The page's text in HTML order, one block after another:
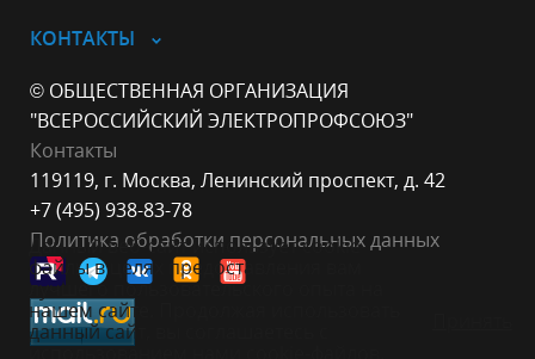
КОНТАКТЫ
© ОБЩЕСТВЕННАЯ ОРГАНИЗАЦИЯ
"ВСЕРОССИЙСКИЙ ЭЛЕКТРОПРОФСОЮЗ"
Контакты
119119, г. Москва, Ленинский проспект, д. 42
+7 (495) 938-83-78
Политика обработки персональных данных
Данный веб-сайт использует cookie-
файлы в целях предоставления вам
лучшего пользовательского опыта на
нашем сайте. Продолжая использовать
данный сайт, вы соглашаетесь с
использованием нами cookie-файлов.